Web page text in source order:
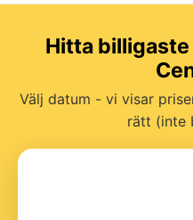
Hitta
Välj datum - vi visar
rätt (inte